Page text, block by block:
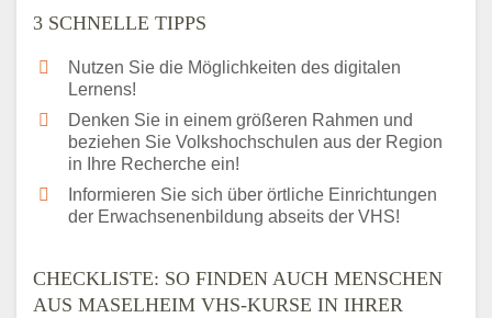
3 SCHNELLE TIPPS
Nutzen Sie die Möglichkeiten des digitalen
Lernens!
Denken Sie in einem größeren Rahmen und
beziehen Sie Volkshochschulen aus der Region
in Ihre Recherche ein!
Informieren Sie sich über örtliche Einrichtungen
der Erwachsenenbildung abseits der VHS!
CHECKLISTE: SO FINDEN AUCH MENSCHEN
AUS MASELHEIM VHS-KURSE IN IHRER